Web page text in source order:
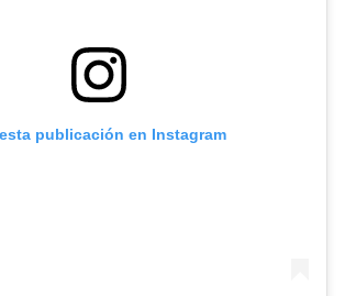
publicación en Instagram